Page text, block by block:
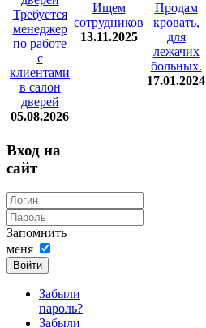
Требуется
менеджер
по работе
с
клиентами
в салон
дверей
05.08.2026
Ищем
сотрудников
13.11.2025
Продам
кровать,
для
лежачих
больных.
17.01.2024
Вход на
сайт
Запомнить
меня
Войти
Забыли
пароль?
Забыли